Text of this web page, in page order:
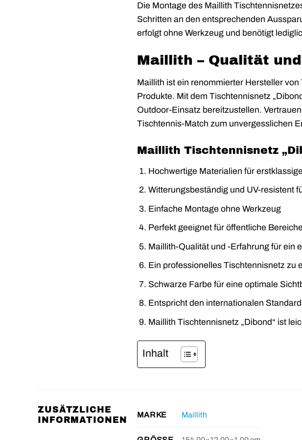
Die Montage des Maillith
Schritten an den entsprechenden
erfolgt ohne Werkzeug und benötigt
Maillith – Qualität
Maillith ist ein renommierter Hersteller
Produkte. Mit dem Tischtennisnetz
Outdoor-Einsatz bereitzustellen.
Tischtennis-Match zum unvergesslichen
Maillith Tischtennisnetz
Hochwertige Materialien für
Witterungsbeständig und UV-resistent
Einfache Montage ohne Werkzeug
Perfekt geeignet für öffentliche
Maillith-Qualität und -Erfahrung für ein
Ein professionelles Tischtennisnetz zu
Schwarze Farbe für eine optimale
Entspricht den internationalen
Maillith Tischtennisnetz „Dibond“ ist
Inhalt
ZUSÄTZLICHE
INFORMATIONEN
MARKE Maillith